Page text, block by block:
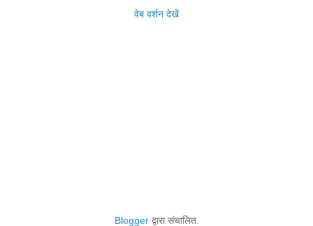
वेब वर्शन देखें
Bloggerद्वारा संचालित.